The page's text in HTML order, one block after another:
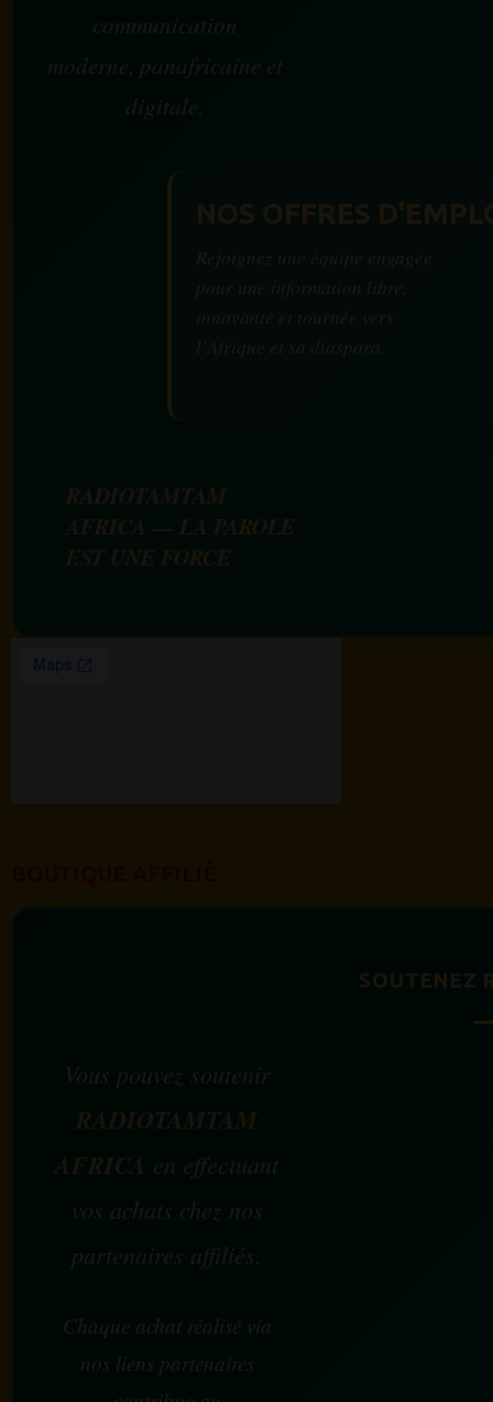
communication
moderne, panafricaine et
digitale.
SOUTENEZ
Vous pouvez soutenir
RADIOTAMTAM
AFRICA en effectuant
vos achats chez nos
partenaires affiliés.
Chaque achat réalisé via
nos liens partenaires